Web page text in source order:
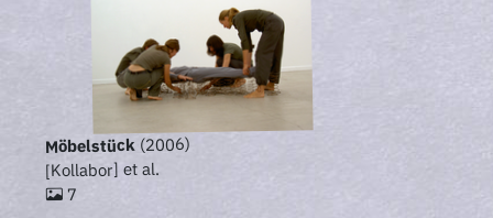
Möbelstück(2006)
[Kollabor] et al.
7